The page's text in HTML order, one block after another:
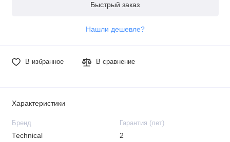
Быстрый заказ
Нашли дешевле?
В избранное В сравнение
Характеристики
Бренд
Technical
Гарантия (лет)
2